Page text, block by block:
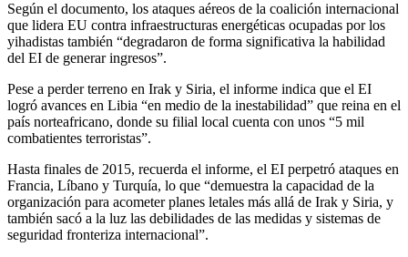
Según el documento, los ataques aéreos de la coalición internacional
que lidera EU contra infraestructuras energéticas ocupadas por los
yihadistas también “degradaron de forma significativa la habilidad
del EI de generar ingresos”.
Pese a perder terreno en Irak y Siria, el informe indica que el EI
logró avances en Libia “en medio de la inestabilidad” que reina en el
país norteafricano, donde su filial local cuenta con unos “5 mil
combatientes terroristas”.
Hasta finales de 2015, recuerda el informe, el EI perpetró ataques en
Francia, Líbano y Turquía, lo que “demuestra la capacidad de la
organización para acometer planes letales más allá de Irak y Siria, y
también sacó a la luz las debilidades de las medidas y sistemas de
seguridad fronteriza internacional”.